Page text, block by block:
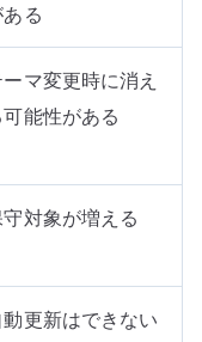
る
マ変更時に消え
可能性がある
対象が増える
動更新はできない